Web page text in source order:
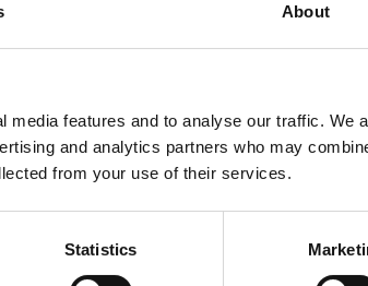
About
features and to analyse our traffic. We
and analytics partners who may
from your use of their services.
Statistics